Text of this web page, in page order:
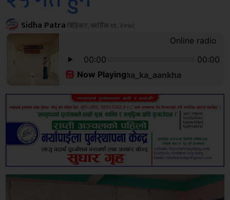
Sidha Patraबिहिबार, कार्तिक ११, २०७८